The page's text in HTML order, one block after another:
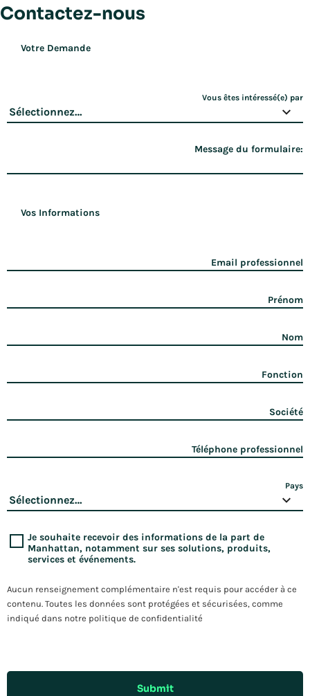
Contactez-nous
Votre Demande
Vous êtes intéressé(e) par
Message du formulaire:
Vos Informations
Email professionnel
Prénom
Nom
Fonction
Société
Téléphone professionnel
Pays
Je souhaite recevoir des informations de la part de
Manhattan, notamment sur ses solutions, produits,
services et événements.
Aucun renseignement complémentaire n'est requis pour accéder à ce
contenu. Toutes les données sont protégées et sécurisées, comme
indiqué dans notre politique de confidentialité
Submit